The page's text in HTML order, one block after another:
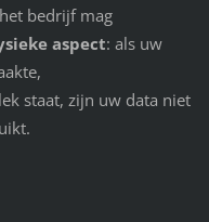
bedrijf mag
aspect: als uw
staat, zijn uw data niet